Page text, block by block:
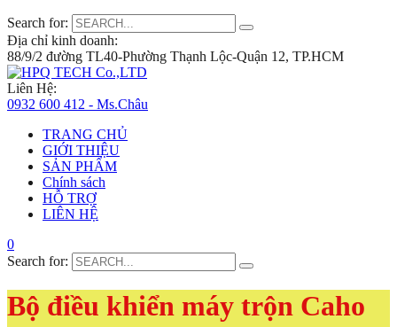
Search for:
Địa chỉ kinh doanh:
88/9/2 đường TL40-Phường Thạnh Lộc-Quận 12, TP.HCM
Liên Hệ:
0932 600 412 - Ms.Châu
TRANG CHỦ
GIỚI THIỆU
SẢN PHẨM
Chính sách
HỖ TRỢ
LIÊN HỆ
0
Search for:
Bộ điều khiển máy trộn Caho